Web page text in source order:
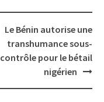
Le Bénin autorise une
transhumance sous-
contrôle pour le bétail
nigérien